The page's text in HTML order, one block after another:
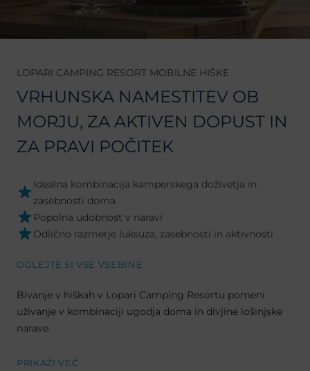
LOPARI CAMPING RESORT MOBILNE HIŠKE
VRHUNSKA NAMESTITEV OB
MORJU, ZA AKTIVEN DOPUST IN
ZA PRAVI POČITEK
Idealna kombinacija kamperskega doživetja in
zasebnosti doma
Popolna udobnost v naravi
Odlično razmerje luksuza, zasebnosti in aktivnosti
OGLEJTE SI VSE VSEBINE
Bivanje v hiškah v Lopari Camping Resortu pomeni
uživanje v kombinaciji ugodja doma in divjine lošinjske
narave.
PRIKAŽI VEČ